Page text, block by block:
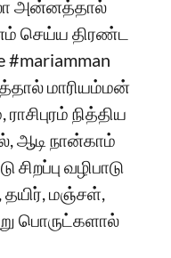
அன்னத்தால்
செய்ய திரண்ட
மாரியம்மன்
நித்திய
ஆடி நான்காம்
வழிபாடு
தயிர், மஞ்சள்,
பொருட்களால்